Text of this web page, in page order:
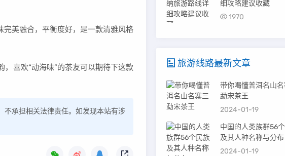
美融合，平衡度好，是一款清雅风格
喜欢“动海味”的茶友可以期待下这款
不承担相关法律责任。如发现本站有涉
细攻略建议收藏
1970
旅游线路最新文章
带你喝懂普洱名山
勐宋茶王
2024-01-19
中国的人类族群56
及其人种名称与分布
2024-01-19